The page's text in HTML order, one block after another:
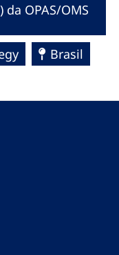
da OPAS/OMS
Brasil